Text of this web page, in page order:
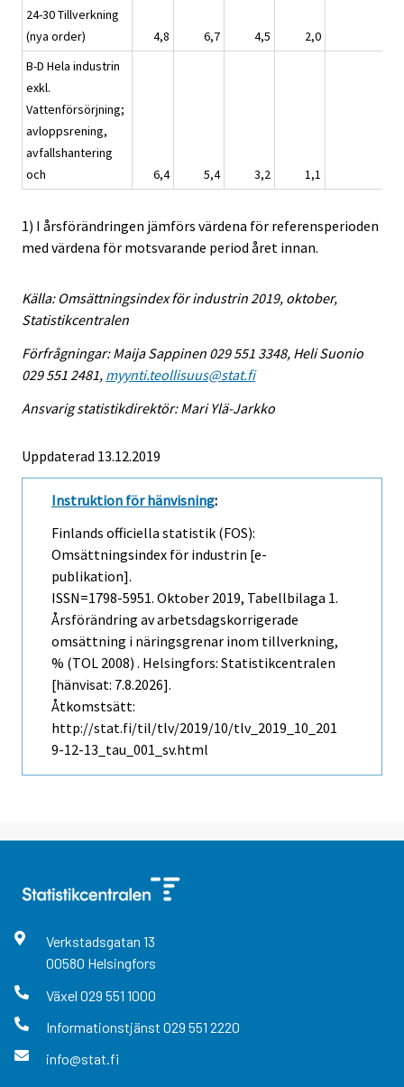
24-30 Tillverkning
(nya order)
4,8 6,7 4,5 2,0
B-D Hela industrin
exkl.
Vattenförsörjning;
avloppsrening,
avfallshantering
och
6,4 5,4 3,2 1,1
1) I årsförändringen jämförs värdena för referensperioden
med värdena för motsvarande period året innan.
Källa: Omsättningsindex för industrin 2019, oktober,
Statistikcentralen
Förfrågningar: Maija Sappinen 029 551 3348, Heli Suonio
029 551 2481, myynti.teollisuus@stat.fi
Ansvarig statistikdirektör: Mari Ylä-Jarkko
Uppdaterad 13.12.2019
Instruktion för hänvisning:
Finlands officiella statistik (FOS):
Omsättningsindex för industrin [e-
publikation].
ISSN=1798-5951. Oktober 2019, Tabellbilaga 1.
Årsförändring av arbetsdagskorrigerade
omsättning i näringsgrenar inom tillverkning,
% (TOL 2008) . Helsingfors: Statistikcentralen
[hänvisat: 7.8.2026].
Åtkomstsätt:
http://stat.fi/til/tlv/2019/10/tlv_2019_10_201
9-12-13_tau_001_sv.html
Verkstadsgatan 13
00580 Helsingfors
Växel 029 551 1000
Informationstjänst 029 551 2220
info@stat.fi